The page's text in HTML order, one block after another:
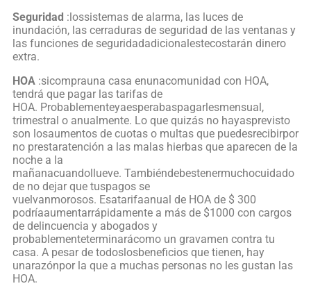
Seguridad :lossistemas de alarma, las luces de
inundación, las cerraduras de seguridad de las ventanas y
las funciones de seguridadadicionalestecostarán dinero
extra.
HOA :sicomprauna casa enunacomunidad con HOA,
tendrá que pagar las tarifas de
HOA. Probablementeyaesperabaspagarlesmensual,
trimestral o anualmente. Lo que quizás no hayasprevisto
son losaumentos de cuotas o multas que puedesrecibirpor
no prestaratención a las malas hierbas que aparecen de la
noche a la
mañanacuandollueve. Tambiéndebestenermuchocuidado
de no dejar que tuspagos se
vuelvanmorosos. Esatarifaanual de HOA de $ 300
podríaaumentarrápidamente a más de $1000 con cargos
de delincuencia y abogados y
probablementeterminarácomo un gravamen contra tu
casa. A pesar de todoslosbeneficios que tienen, hay
unarazónpor la que a muchas personas no les gustan las
HOA.